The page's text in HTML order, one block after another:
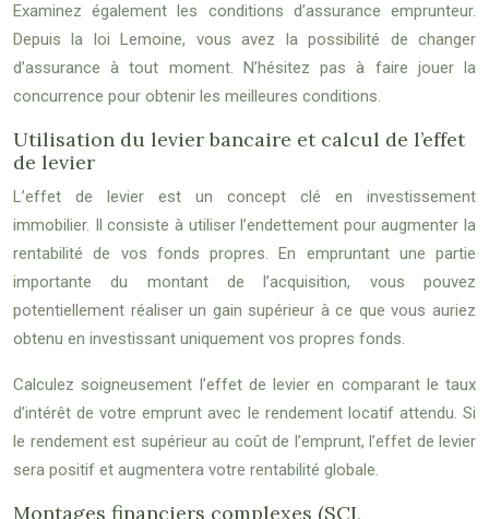
Examinez également les conditions d’assurance emprunteur.
Depuis la loi Lemoine, vous avez la possibilité de changer
d’assurance à tout moment. N’hésitez pas à faire jouer la
concurrence pour obtenir les meilleures conditions.
Utilisation du levier bancaire et calcul de l’effet
de levier
L’effet de levier est un concept clé en investissement
immobilier. Il consiste à utiliser l’endettement pour augmenter la
rentabilité de vos fonds propres. En empruntant une partie
importante du montant de l’acquisition, vous pouvez
potentiellement réaliser un gain supérieur à ce que vous auriez
obtenu en investissant uniquement vos propres fonds.
Calculez soigneusement l’effet de levier en comparant le taux
d’intérêt de votre emprunt avec le rendement locatif attendu. Si
le rendement est supérieur au coût de l’emprunt, l’effet de levier
sera positif et augmentera votre rentabilité globale.
Montages financiers complexes (SCI,